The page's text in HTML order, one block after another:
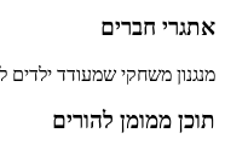
אתגרי חברים
מנגנון משחקי שמעודד ילדים
תוכן ממומן להורים